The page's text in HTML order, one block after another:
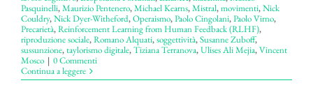
Pasquinelli,Maurizio Pentenero,Michael Kearns,Mistral,movimenti,Nick
Couldry,Nick Dyer-Witheford,Operaismo,Paolo Cingolani,Paolo Virno,
Precarietà,Reinforcement Learning from Human Feedback (RLHF),
riproduzione sociale,Romano Alquati,soggettività,Susanne Zuboff,
sussunzione,taylorismo digitale,Tiziana Terranova,Ulises Ali Mejia,Vincent
Mosco | 0 Commenti
Continua a leggere